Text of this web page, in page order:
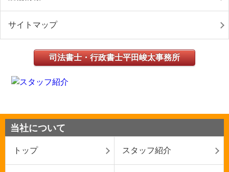
サイトマップ
司法書士・行政書士平田峻太事務所
当社について
トップ スタッフ紹介